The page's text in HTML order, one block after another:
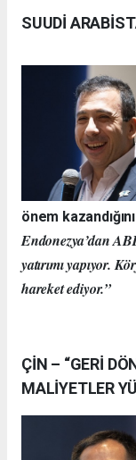
SUUDİ
önem
Endonezya’dan
yatırımı yapıyor.
hareket ediyor.”
ÇİN – “GERİ
MALİYETLER